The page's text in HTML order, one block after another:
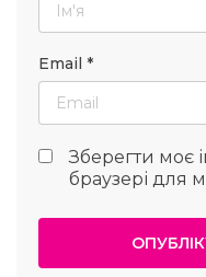
Email *
Зберегти моє
браузері для